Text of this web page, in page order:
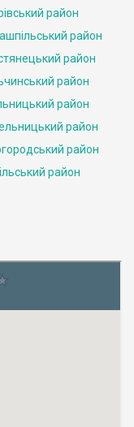
район
район
район
район
район
район
район
район